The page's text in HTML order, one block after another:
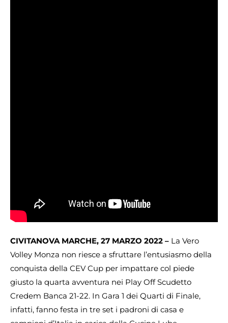
CIVITANOVA MARCHE, 27 MARZO 2022 – La Vero
Volley Monza non riesce a sfruttare l’entusiasmo della
conquista della CEV Cup per impattare col piede
giusto la quarta avventura nei Play Off Scudetto
Credem Banca 21-22. In Gara 1 dei Quarti di Finale,
infatti, fanno festa in tre set i padroni di casa e